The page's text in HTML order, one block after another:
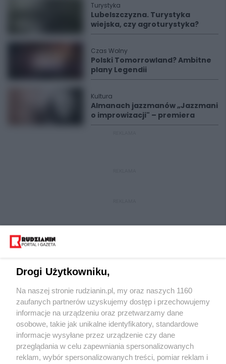
Turystyka
Lubelszczyzna. Turystyka
wiejska, czy agroturystyka?
Czas Wolny
Polski Tomorrowland? Ambitne
plany Legendii
Kultura
Almanach jazzmanów „Jazzmani
o improwizacji" – premiera
Wydawca mediów lokalnych
Drogi Użytkowniku,
Na naszej stronie rudzianin.pl, my oraz naszych 1160
zaufanych partnerów uzyskujemy dostęp i przechowujemy
informacje na urządzeniu oraz przetwarzamy dane
osobowe, takie jak unikalne identyfikatory, standardowe
informacje wysyłane przez urządzenie czy dane
przeglądania w celu zapewniania spersonalizowanych
reklam, wybór spersonalizowanych treści, pomiar reklam i